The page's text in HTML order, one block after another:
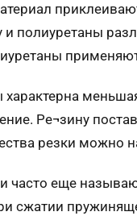
и полиуретаны
Ре¬зину
резки можно
часто еще
сжатии